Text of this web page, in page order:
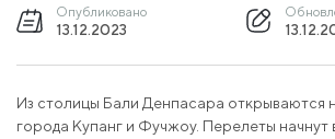
Опубликовано
13.12.2023
Из столицы Бали Денпасара открываются
города Купанг и Фучжоу. Перелеты начнут